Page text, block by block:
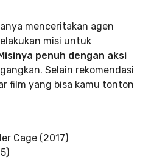
menceritakan agen
misi untuk
penuh dengan aksi
Selain rekomendasi
film yang bisa kamu tonton
Cage (2017)